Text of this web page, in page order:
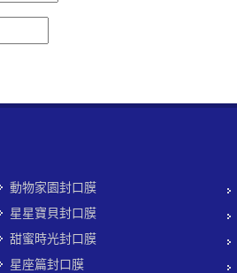
動物家園封口膜
星星寶貝封口膜
甜蜜時光封口膜
星座篇封口膜